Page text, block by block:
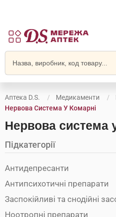
Аптека D.S. Медикаменти
Нервова Система У Комарні
Нервова система
Підкатегорії
Антидепресанти
Антипсихотичні препарати
Заспокійливі та снодійні
Ноотропні препарати